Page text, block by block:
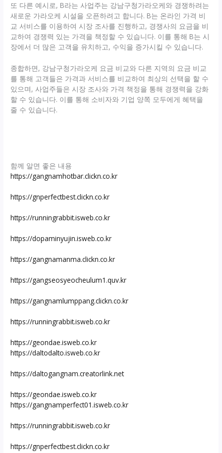
또 다른 예시로, B라는 사업주는 강남구청가라오케와 경쟁하려는
새로운 가라오케 시설을 오픈하려고 합니다. B는 온라인 가격 비
교 서비스를 이용하여 시장 조사를 진행하고, 경쟁사의 요금을 비
교하여 경쟁력 있는 가격을 책정할 수 있습니다. 이를 통해 B는 시
장에서 더 많은 고객을 유치하고, 수익을 증가시킬 수 있습니다.
종합하면, 강남구청가라오케 요금 비교와 다른 지역의 요금 비교
를 통해 고객들은 가격과 서비스를 비교하여 최상의 선택을 할 수
있으며, 사업주들은 시장 조사와 가격 책정을 통해 경쟁력을 강화
할 수 있습니다. 이를 통해 소비자와 기업 양쪽 모두에게 혜택을
줄 수 있습니다.
함께 알면 좋은 내용
https://gangnamhotbar.clickn.co.kr
https://gnperfectbest.clickn.co.kr
https://runningrabbit.isweb.co.kr
https://dopaminyujin.isweb.co.kr
https://gangnamanma.clickn.co.kr
https://gangseosyeocheulum1.quv.kr
https://gangnamlumppang.clickn.co.kr
https://runningrabbit.isweb.co.kr
https://geondae.isweb.co.kr
https://daltodalto.isweb.co.kr
https://daltogangnam.creatorlink.net
https://geondae.isweb.co.kr
https://gangnamperfect01.isweb.co.kr
https://runningrabbit.isweb.co.kr
https://gnperfectbest.clickn.co.kr